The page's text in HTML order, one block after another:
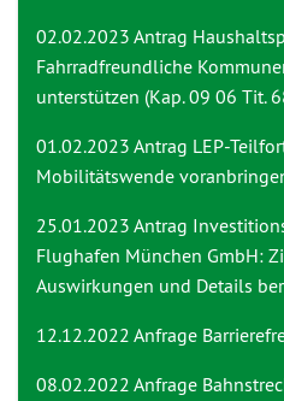
02.02.2023 Antrag
Fahrradfreundliche
unterstützen (Kap. 09 06 Tit.
01.02.2023 Antrag LEP-
Mobilitätswende
25.01.2023 Antrag
Flughafen München GmbH:
Auswirkungen und Details
12.12.2022 Anfrage
08.02.2022 Anfrage